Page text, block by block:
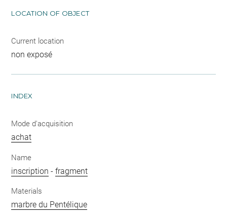
LOCATION OF OBJECT
Current location
non exposé
INDEX
Mode d'acquisition
achat
Name
inscription -fragment
Materials
marbre du Pentélique